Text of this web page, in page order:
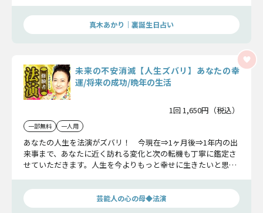
する覚悟ができましたらお進みください。
真木あかり｜裏誕生日占い
未来の不安消滅【人生ズバリ】あなたの幸
運/将来の成功/晩年の生活
1回 1,650円（税込）
一部無料 一人用
あなたの人生を法演がズバリ！ 今現在⇒1ヶ月後⇒1年内の出
来事まで、あなたに近く訪れる変化と次の転機も丁寧に鑑定さ
せていただきます。人生を今よりもっと幸せに生きたいと思っ
芸能人の心の母◆法演